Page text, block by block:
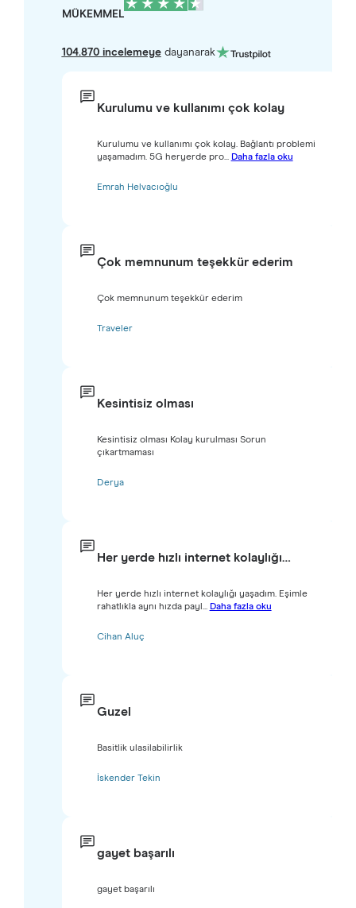
MÜKEMMEL
104.870 incelemeyedayanarak
Kurulumu ve kullanımı çok kolay
Kurulumu ve kullanımı çok kolay. Bağlantı problemi
yaşamadım. 5G heryerde pro... Daha fazla oku
Emrah Helvacıoğlu
Çok memnunum teşekkür ederim
Çok memnunum teşekkür ederim
Traveler
Kesintisiz olması
Kesintisiz olması Kolay kurulması Sorun
çıkartmaması
Derya
Her yerde hızlı internet kolaylığı…
Her yerde hızlı internet kolaylığı yaşadım. Eşimle
rahatlıkla aynı hızda payl... Daha fazla oku
Cihan Aluç
Guzel
Basitlik ulasilabilirlik
İskender Tekin
gayet başarılı
gayet başarılı